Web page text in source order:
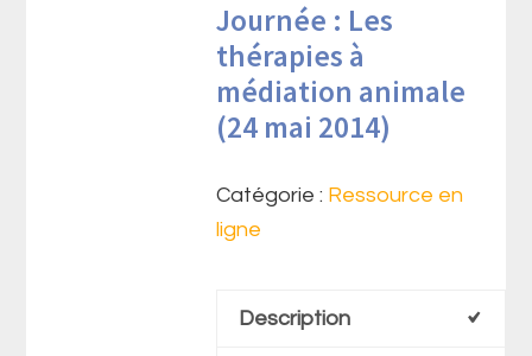
Journée : Les
thérapies à
médiation animale
(24 mai 2014)
Catégorie : Ressource en
ligne
Description